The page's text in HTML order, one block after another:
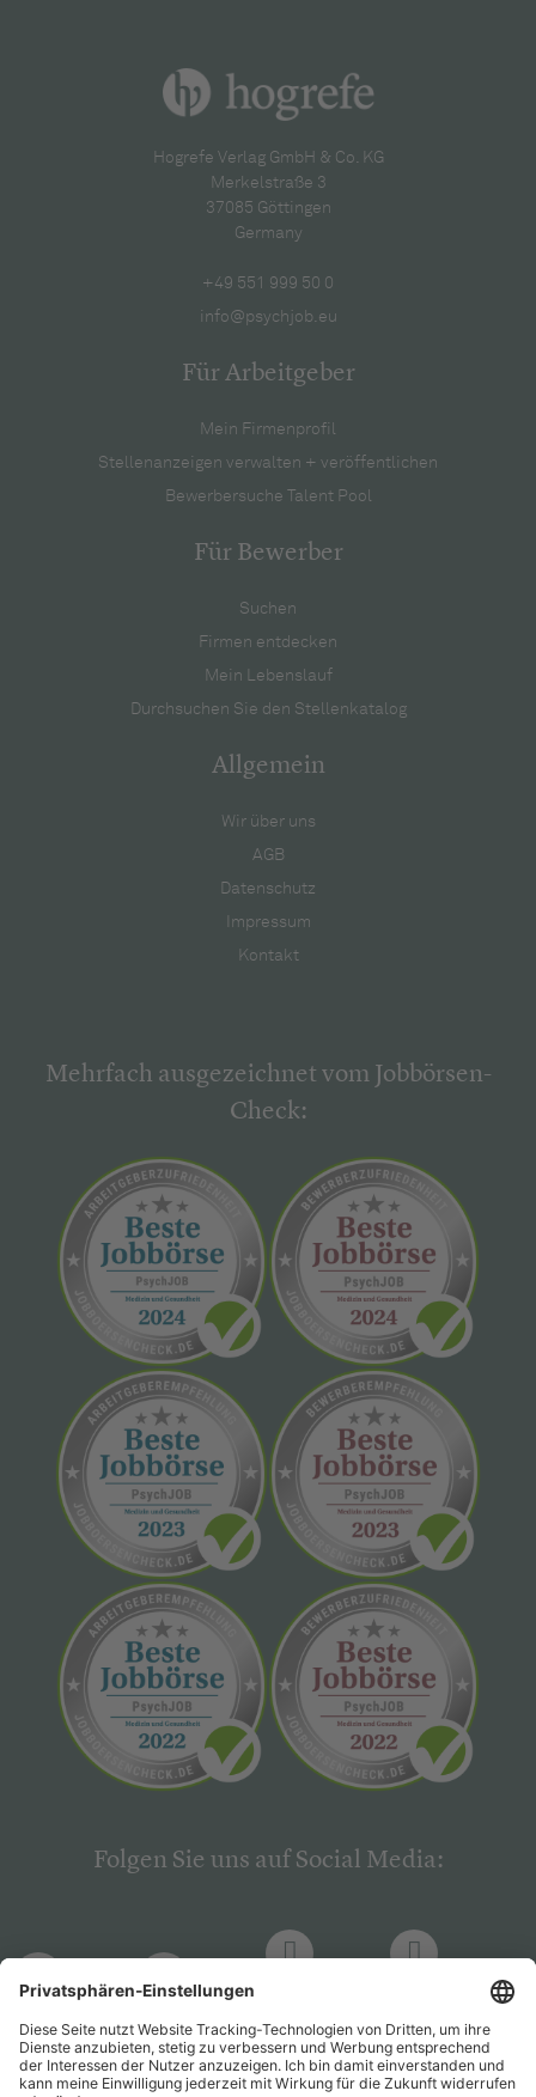
Hogrefe Verlag GmbH & Co. KG
Merkelstraße 3
37085 Göttingen
Germany
+49 551 999 50 0
info@psychjob.eu
Für Arbeitgeber
Mein Firmenprofil
Stellenanzeigen verwalten + veröffentlichen
Bewerbersuche Talent Pool
Für Bewerber
Suchen
Firmen entdecken
Mein Lebenslauf
Durchsuchen Sie den Stellenkatalog
Allgemein
Wir über uns
AGB
Datenschutz
Impressum
Kontakt
Mehrfach ausgezeichnet vom Jobbörsen-
Check:
Folgen Sie uns auf Social Media:
PsychJOB PsychJOB
Hogrefe
Verlag
Hogrefe
Verlag